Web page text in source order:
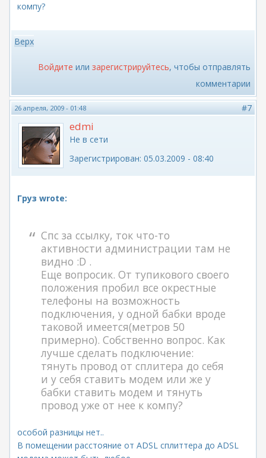
компу?
Верх
Войдите или зарегистрируйтесь, чтобы отправлять
комментарии
26 апреля, 2009 - 01:48 #7
edmi
Не в сети
Зарегистрирован: 05.03.2009 - 08:40
Груз wrote:
Спс за ссылку, ток что-то
активности администрации там не
видно :D .
Еще вопросик. От тупикового своего
положения пробил все окрестные
телефоны на возможность
подключения, у одной бабки вроде
таковой имеется(метров 50
примерно). Собственно вопрос. Как
лучше сделать подключение:
тянуть провод от сплитера до себя
и у себя ставить модем или же у
бабки ставить модем и тянуть
провод уже от нее к компу?
особой разницы нет..
В помещении расстояние от ADSL сплиттера до ADSL